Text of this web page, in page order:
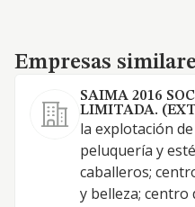
Empresas similares
Empresas
SAIMA 2016
LIMITADA.
la explotación
peluquería y
caballeros;
y belleza; centro